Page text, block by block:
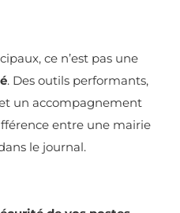
ce n’est pas une
. Des outils performants,
un accompagnement
entre une mairie
le journal.